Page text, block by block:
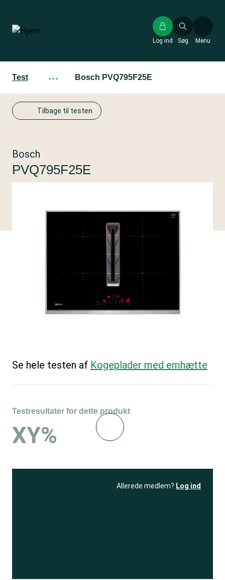
hovedindhold
Søg
Log ind Menu
Test ··· Bosch PVQ795F25E
Tilbage til testen
Bosch
PVQ795F25E
Se hele testen af Kogeplader med emhætte
Testresultater for dette produkt
XY%
Allerede medlem? Log ind